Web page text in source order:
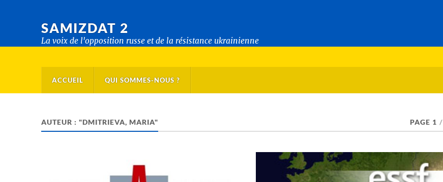
SAMIZDAT 2
La voix de l'opposition russe et de la résistance ukrainienne
ACCUEIL QUI SOMMES-NOUS ?
AUTEUR : "DMITRIEVA, MARIA" PAGE 1 /